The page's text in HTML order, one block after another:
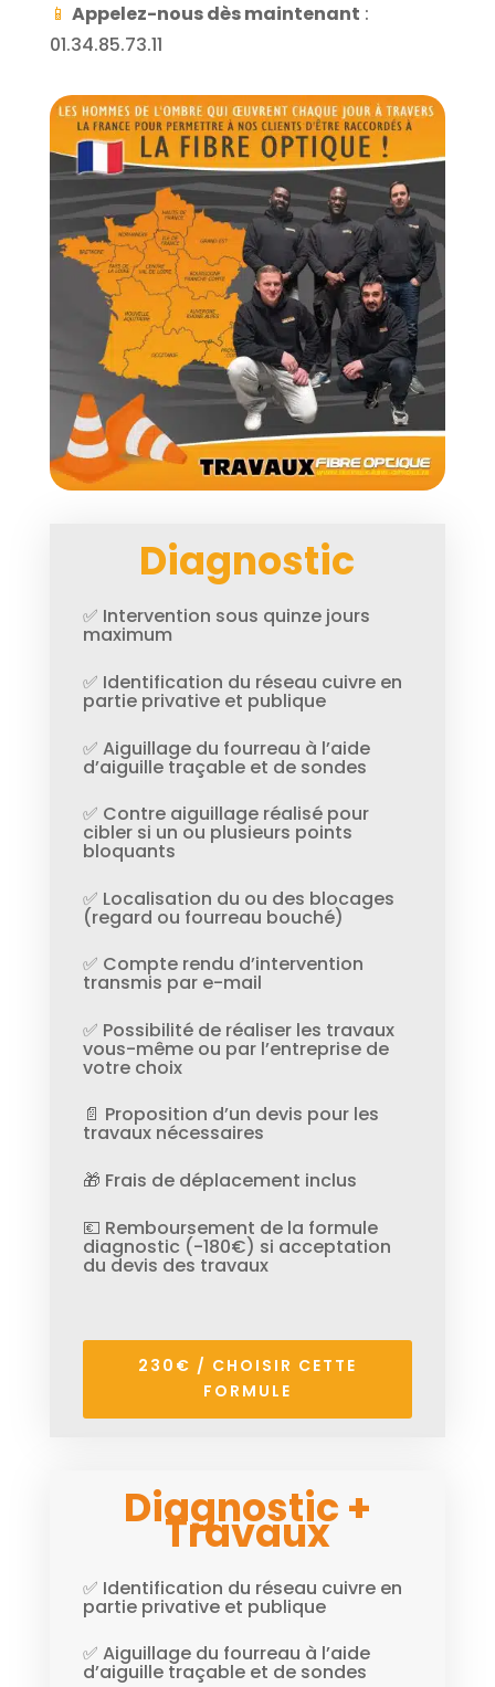
📱 Appelez-nous dès maintenant :
01.34.85.73.11
Diagnostic
✅ Intervention sous quinze jours
maximum
✅ Identification du réseau cuivre en
partie privative et publique
✅ Aiguillage du fourreau à l’aide
d’aiguille traçable et de sondes
✅ Contre aiguillage réalisé pour
cibler si un ou plusieurs points
bloquants
✅ Localisation du ou des blocages
(regard ou fourreau bouché)
✅ Compte rendu d’intervention
transmis par e-mail
✅ Possibilité de réaliser les travaux
vous-même ou par l’entreprise de
votre choix
📄 Proposition d’un devis pour les
travaux nécessaires
🎁 Frais de déplacement inclus
💶 Remboursement de la formule
diagnostic (-180€) si acceptation
du devis des travaux
230€ / CHOISIR CETTE
FORMULE
Diagnostic +
Travaux
✅ Identification du réseau cuivre en
partie privative et publique
✅ Aiguillage du fourreau à l’aide
d’aiguille traçable et de sondes